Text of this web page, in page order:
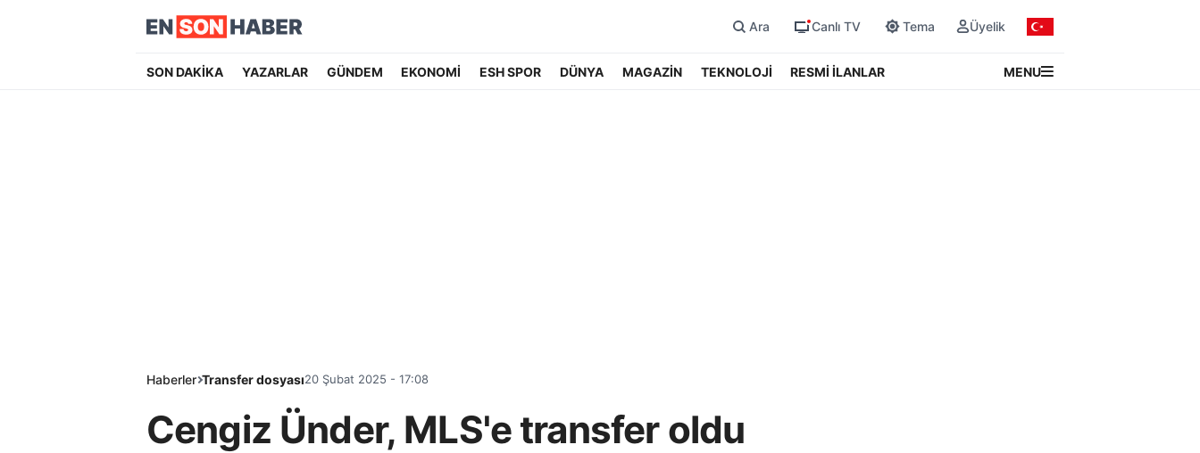
Ara Canlı TV Tema Üyelik
SON DAKİKA YAZARLAR GÜNDEM EKONOMİ ESH SPOR DÜNYA MAGAZİN TEKNOLOJİ RESMİ İLANLAR MENU
Haberler Transfer dosyası20 Şubat 2025 - 17:08
Cengiz Ünder, MLS'e transfer oldu